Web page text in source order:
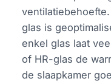
glas is
enkel glas laat
of HR-glas de
de slaapkamer